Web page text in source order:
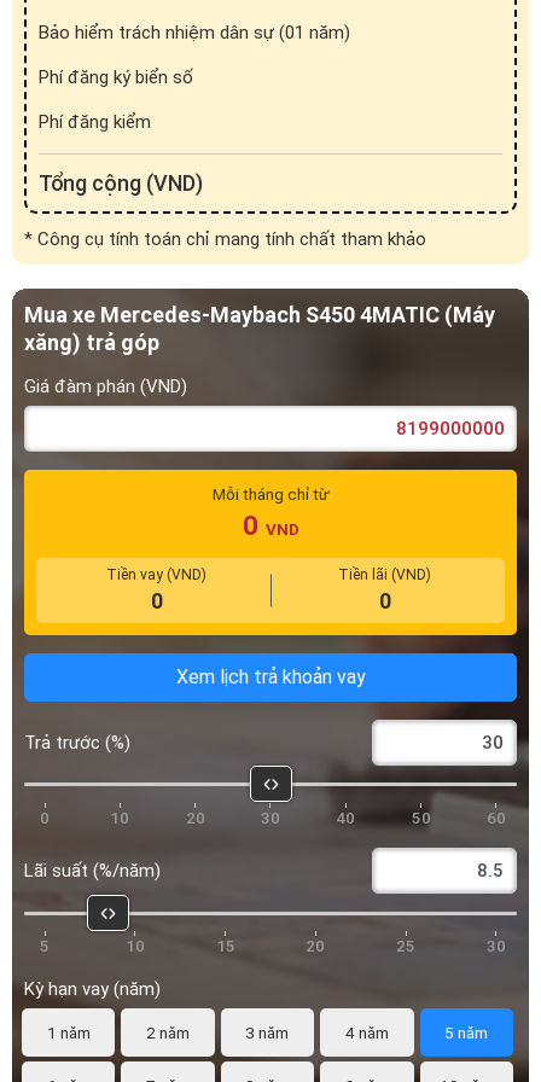
Bảo hiểm trách nhiệm dân sự (01 năm)
Phí đăng ký biển số
Phí đăng kiểm
Tổng cộng (VND)
* Công cụ tính toán chỉ mang tính chất tham khảo
Mua xe Mercedes-Maybach S450 4MATIC (Máy
xăng) trả góp
Giá đàm phán (VND)
Mỗi tháng chỉ từ
0 VND
Tiền vay (VND)
0
Tiền lãi (VND)
0
Xem lịch trả khoản vay
Trả trước (%)
0 10 20 30 40 50 60
Lãi suất (%/năm)
5 10 15 20 25 30
Kỳ hạn vay (năm)
1 năm 2 năm 3 năm 4 năm 5 năm